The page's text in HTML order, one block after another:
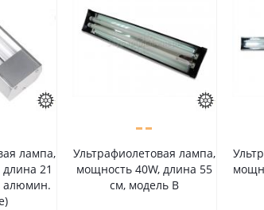
- Угловая
90°-270°
BX2 (C) - Угловая
присоска, угол 90°